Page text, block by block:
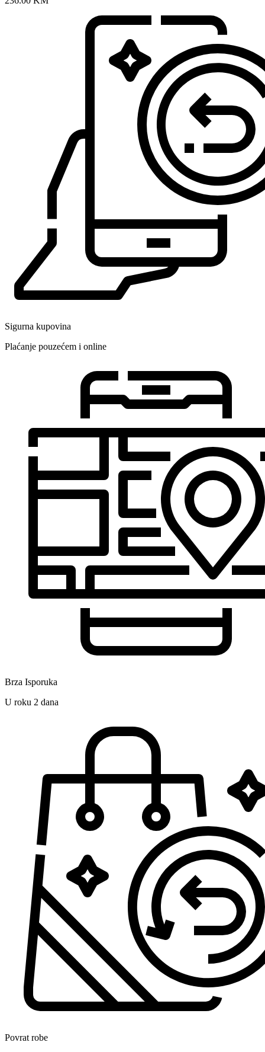
Sigurna kupovina
Plaćanje pouzećem i online
Brza Isporuka
U roku 2 dana
Povrat robe